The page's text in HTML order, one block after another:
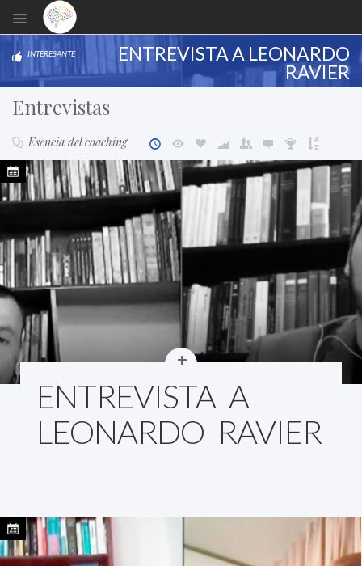
INTERESANTE
ENTREVISTA A LEONARDO
RAVIER
Entrevistas
Esencia del coaching
ENTREVISTA A
LEONARDO RAVIER